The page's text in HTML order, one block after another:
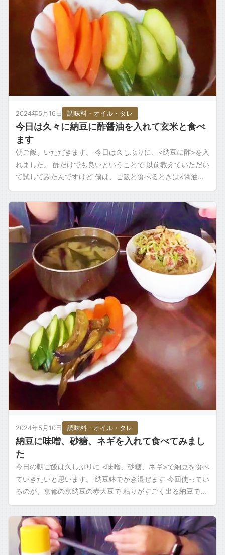
2024年5月16日 調味料・オイル・タレ
今日は久々に納豆に酢醤油を入れて玄米と食べ
ます
朝ご飯、いただきます。 今日は久しぶりに、<納豆に酢>を入
れました。 酢だけでも良いということで 以前教えていただい
て試してみたんですけど 僕は、ご飯と食べるときは<醤油味>
2024年5月10日 調味料・オイル・タレ
納豆に味噌、砂糖、ネギを入れて食べてみまし
た
今日の朝ご飯は久しぶりに <味噌、砂糖、ネギ>で納豆を食べ
ていきたいと思います。 納豆鉢でかき混ぜます 今回使ってい
るのが、京都の京納豆の赤大豆で 粘りがすごく出る納豆でし
て、既に混ぜただけで、かなり […]